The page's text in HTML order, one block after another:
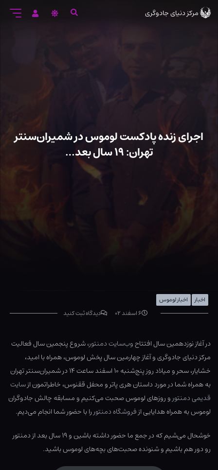
ورود
مرکز دنیای جادوگری
اجرای زنده پادکست لوموس در شمیران‌سنتر
تهران: ۱۹ سال بعد…
اخبار
اخبار لوموس
۶ اسفند ۰۲
دیدگاه ثبت کنید
در آغاز نوزدهمین سال افتتاحوب‌سایت دمنتور، شروع پنجمین سال فعالیت
مرکز دنیای جادوگری و آغاز چهارمین سال پخش لوموس، همراه با امید،
خشایار، سحر و میلاد روز پنج‌شنبه ۱۰ اسفند ساعت ۱۴ در شمیران‌سنتر تهران
به همراه شما در مورد داستان هری پاتر و محفل ققنوس، خاطراتمون ازسایت
قدیمی دمنتورو روزهای لوموس صحبت می‌کنیم و مسابقه چالش جادوگران
لوموس به همراه هدایایی ازفروشگاه دمنتوررا با حضور شما انجام می‌دیم.
خوشحال می‌شیم که در جمع ما حضور داشته باشین و ۱۹ سال بعد از دمنتور
رو دور هم باشیم و شنونده صحبت‌های بچه‌های لوموس باشید.